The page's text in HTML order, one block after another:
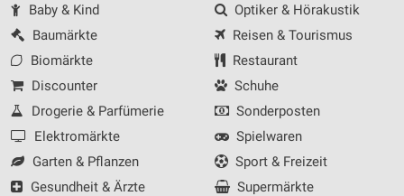
Baby & Kind
Baumärkte
Biomärkte
Discounter
Drogerie & Parfümerie
Elektromärkte
Garten & Pflanzen
Gesundheit & Ärzte
Optiker & Hörakustik
Reisen & Tourismus
Restaurant
Schuhe
Sonderposten
Spielwaren
Sport & Freizeit
Supermärkte